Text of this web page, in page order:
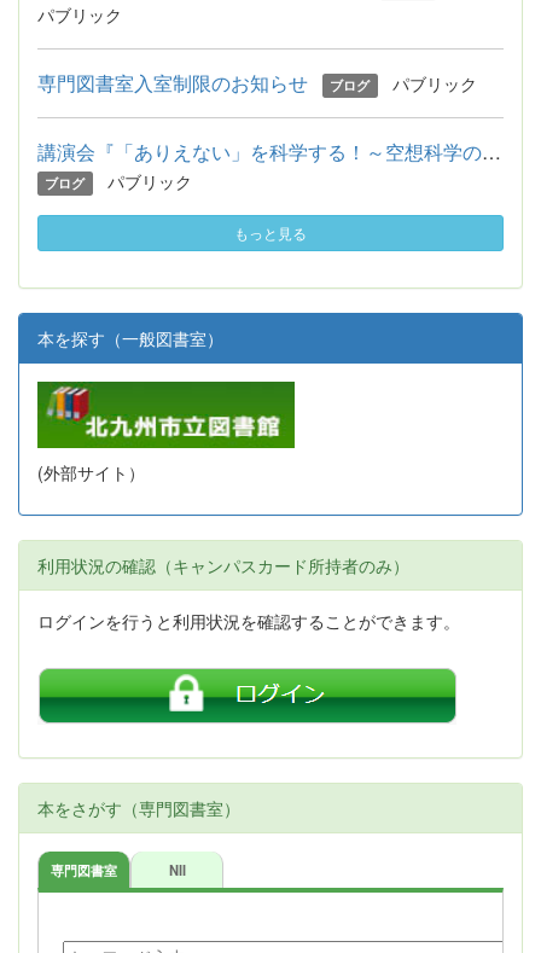
パブリック
専門図書室入室制限のお知らせ ブログ パブリック
講演会『「ありえない」を科学する！～空想科学の夏休み～』の駐...
ブログ パブリック
もっと見る
本を探す（一般図書室）
(外部サイト）
利用状況の確認（キャンパスカード所持者のみ）
ログインを行うと利用状況を確認することができます。
本をさがす（専門図書室）
専門図書室 NII